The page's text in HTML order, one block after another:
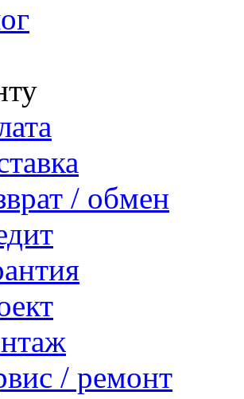
/ обмен
/ ремонт